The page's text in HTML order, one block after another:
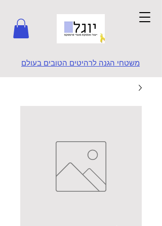
משטחי הגנה לרהיטים הטובים בעולם